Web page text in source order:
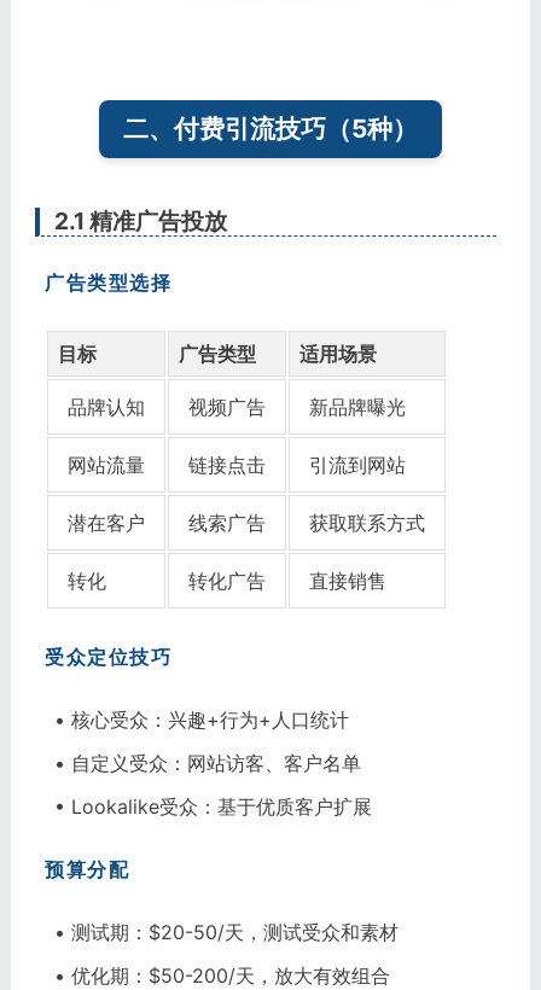
二、付费引流技巧（5种）
2.1 精准广告投放
广告类型选择
目标 广告类型 适用场景
品牌认知 视频广告 新品牌曝光
网站流量 链接点击 引流到网站
潜在客户 线索广告 获取联系方式
转化 转化广告 直接销售
受众定位技巧
• 核心受众：兴趣+行为+人口统计
• 自定义受众：网站访客、客户名单
• Lookalike受众：基于优质客户扩展
预算分配
• 测试期：$20-50/天，测试受众和素材
• 优化期：$50-200/天，放大有效组合